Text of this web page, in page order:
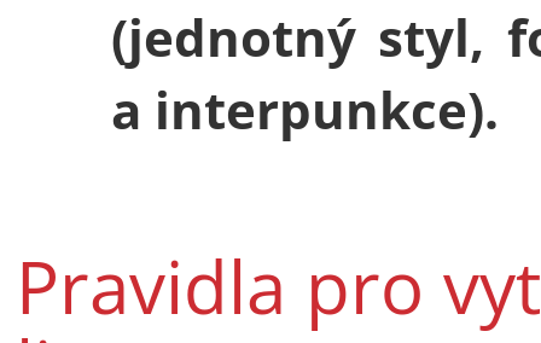
(jednotný styl,
a interpunkce).
Pravidla pro